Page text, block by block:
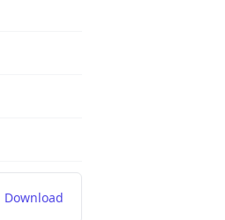
Download